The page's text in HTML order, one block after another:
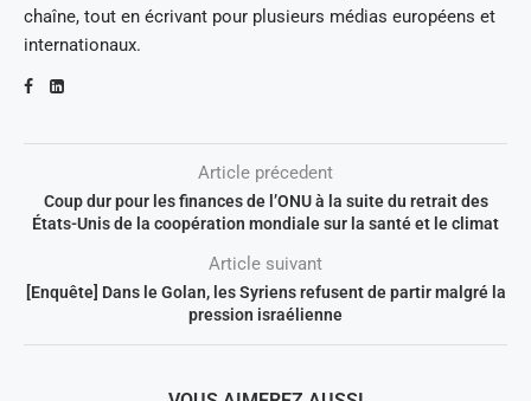
chaîne, tout en écrivant pour plusieurs médias européens et
internationaux.
Article précedent
Coup dur pour les finances de l’ONU à la suite du retrait des
États-Unis de la coopération mondiale sur la santé et le climat
Article suivant
[Enquête] Dans le Golan, les Syriens refusent de partir malgré la
pression israélienne